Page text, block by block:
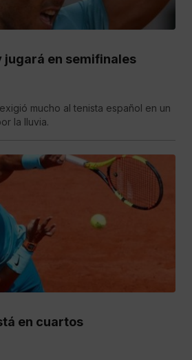
jugará en semifinales
mucho al tenista español en un
la lluvia.
en cuartos